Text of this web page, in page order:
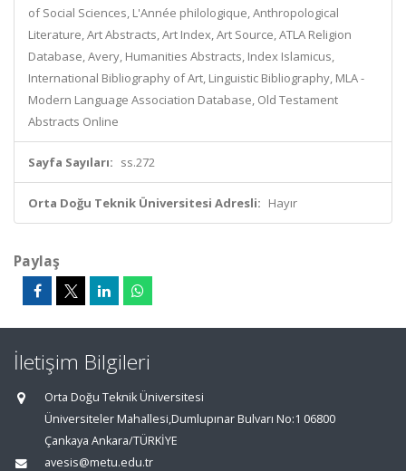
of Social Sciences, L'Année philologique, Anthropological
Literature, Art Abstracts, Art Index, Art Source, ATLA Religion
Database, Avery, Humanities Abstracts, Index Islamicus,
International Bibliography of Art, Linguistic Bibliography, MLA -
Modern Language Association Database, Old Testament
Abstracts Online
Sayfa Sayıları: ss.272
Orta Doğu Teknik Üniversitesi Adresli: Hayır
Paylaş
İletişim Bilgileri
Orta Doğu Teknik Üniversitesi
Üniversiteler Mahallesi,Dumlupınar Bulvarı No:1 06800
Çankaya Ankara/TÜRKİYE
avesis@metu.edu.tr